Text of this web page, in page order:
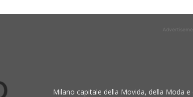
Milano capitale della Movida, della Moda e